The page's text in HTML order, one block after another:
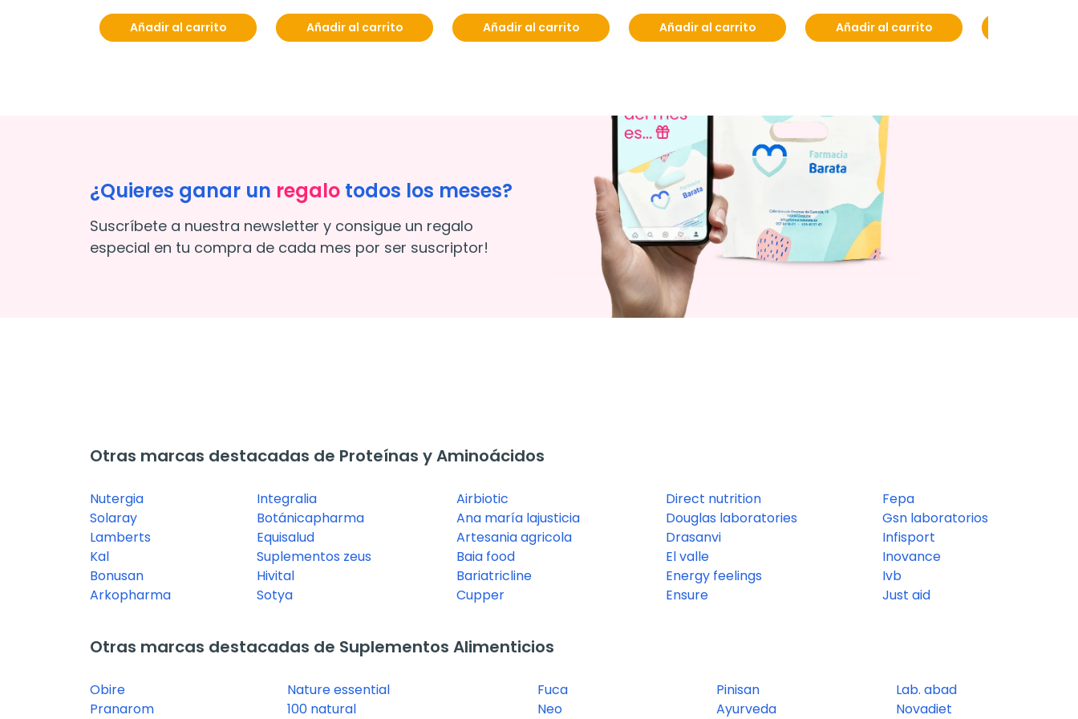
Añadir al carrito Añadir al carrito Añadir al carrito Añadir al carrito Añadir al carrito
¿Quieres ganar un regalo todos los meses?
Suscríbete a nuestra newsletter y consigue un regalo
especial en tu compra de cada mes por ser suscriptor!
Otras marcas destacadas de Proteínas y Aminoácidos
Nutergia
Solaray
Lamberts
Kal
Bonusan
Arkopharma
Integralia
Botánicapharma
Equisalud
Suplementos zeus
Hivital
Sotya
Airbiotic
Ana maría lajusticia
Artesania agricola
Baia food
Bariatricline
Cupper
Direct nutrition
Douglas laboratories
Drasanvi
El valle
Energy feelings
Ensure
Fepa
Gsn laboratorios
Infisport
Inovance
Ivb
Just aid
Otras marcas destacadas de Suplementos Alimenticios
Obire
Pranarom
Nature essential
100 natural
Fuca
Neo
Pinisan
Ayurveda
Lab. abad
Novadiet